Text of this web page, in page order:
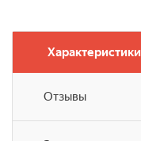
Характеристики
Отзывы